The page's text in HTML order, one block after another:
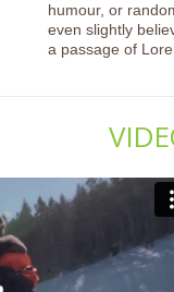
humour, or
even slightly
a passage of